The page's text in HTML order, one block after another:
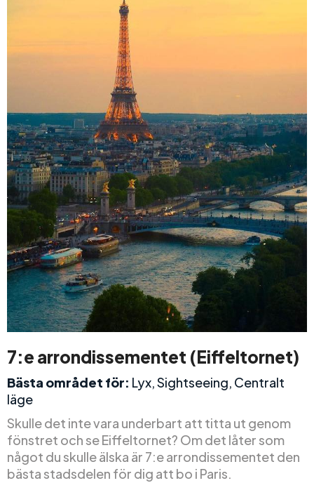
7:e arrondissementet (Eiffeltornet)
Bästa området för: Lyx, Sightseeing, Centralt
läge
Skulle det inte vara underbart att titta ut genom
fönstret och se Eiffeltornet? Om det låter som
något du skulle älska är 7:e arrondissementet den
bästa stadsdelen för dig att bo i Paris.